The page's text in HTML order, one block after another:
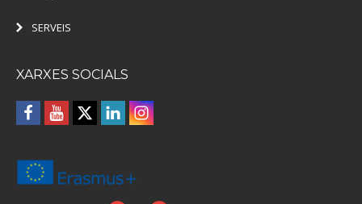
SERVEIS
XARXES SOCIALS